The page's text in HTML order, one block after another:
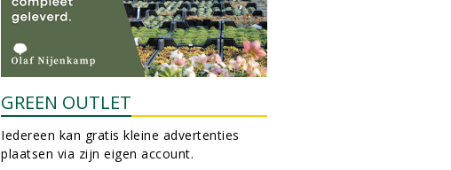
GREEN OUTLET
Iedereen kan gratis kleine advertenties
plaatsen via zijn eigen account.